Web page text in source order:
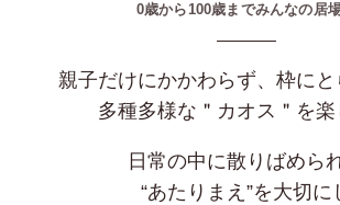
0歳から100歳までみんなの居
親子だけにかかわらず、枠に
多種多様な＂カオス＂を楽
日常の中に散りばめら
“あたりまえ”を大切に